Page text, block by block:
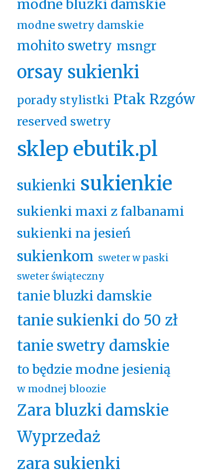
modne bluzki damskie
modne swetry damskie
mohito swetry msngr
orsay sukienki
porady stylistki Ptak Rzgów
reserved swetry
sklep ebutik.pl
sukienki sukienkie
sukienki maxi z falbanami
sukienki na jesień
sukienkom sweter w paski
sweter świąteczny
tanie bluzki damskie
tanie sukienki do 50 zł
tanie swetry damskie
to będzie modne jesienią
w modnej bloozie
Zara bluzki damskie
Wyprzedaż
zara sukienki